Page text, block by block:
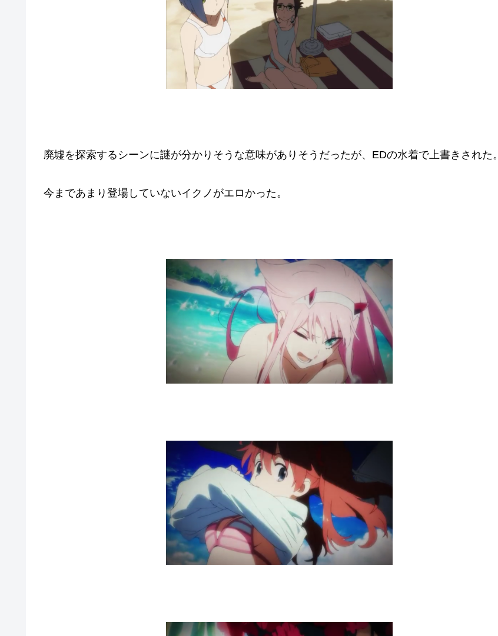
廃墟を探索するシーンに謎が分かりそうな意味がありそうだったが、EDの水着で上書きされた。
今まであまり登場していないイクノがエロかった。